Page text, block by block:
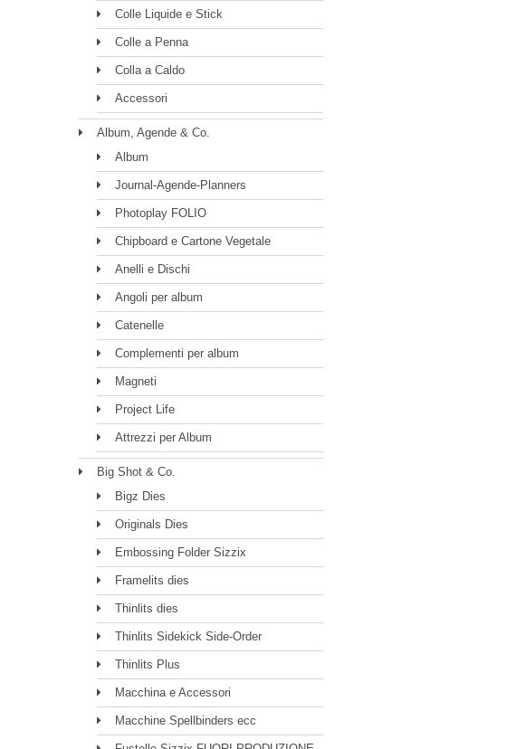
Colle Liquide e Stick
Colle a Penna
Colla a Caldo
Accessori
Album, Agende & Co.
Album
Journal-Agende-Planners
Photoplay FOLIO
Chipboard e Cartone Vegetale
Anelli e Dischi
Angoli per album
Catenelle
Complementi per album
Magneti
Project Life
Attrezzi per Album
Big Shot & Co.
Bigz Dies
Originals Dies
Embossing Folder Sizzix
Framelits dies
Thinlits dies
Thinlits Sidekick Side-Order
Thinlits Plus
Macchina e Accessori
Macchine Spellbinders ecc